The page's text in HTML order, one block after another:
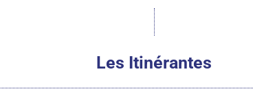
Les Itinérantes